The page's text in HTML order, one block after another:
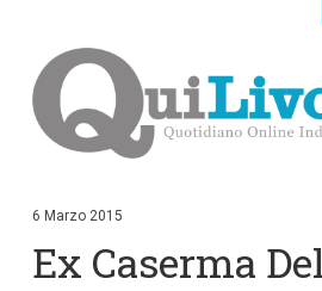
i
i
6 Marzo 2015
Ex Caserma